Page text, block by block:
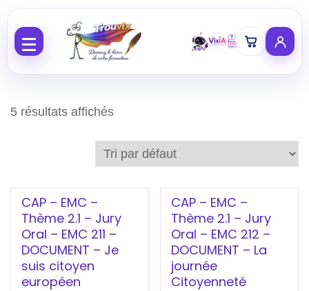
5 résultats affichés
CAP – EMC –
Thème 2.1 – Jury
Oral – EMC 211 –
DOCUMENT – Je
suis citoyen
européen
CAP – EMC –
Thème 2.1 – Jury
Oral – EMC 212 –
DOCUMENT – La
journée
Citoyenneté